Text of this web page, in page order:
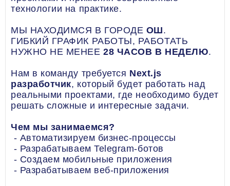
технологии на практике.
МЫ НАХОДИМСЯ В ГОРОДЕ ОШ.
ГИБКИЙ ГРАФИК РАБОТЫ, РАБОТАТЬ
НУЖНО НЕ МЕНЕЕ28 ЧАСОВ В НЕДЕЛЮ.
Нам в команду требуется Next.js
разработчик, который будет работать над
реальными проектами, где необходимо будет
решать сложные и интересные задачи.
Чем мы занимаемся?
- Автоматизируем бизнес-процессы
- Разрабатываем Telegram-ботов
- Создаем мобильные приложения
- Разрабатываем веб-приложения